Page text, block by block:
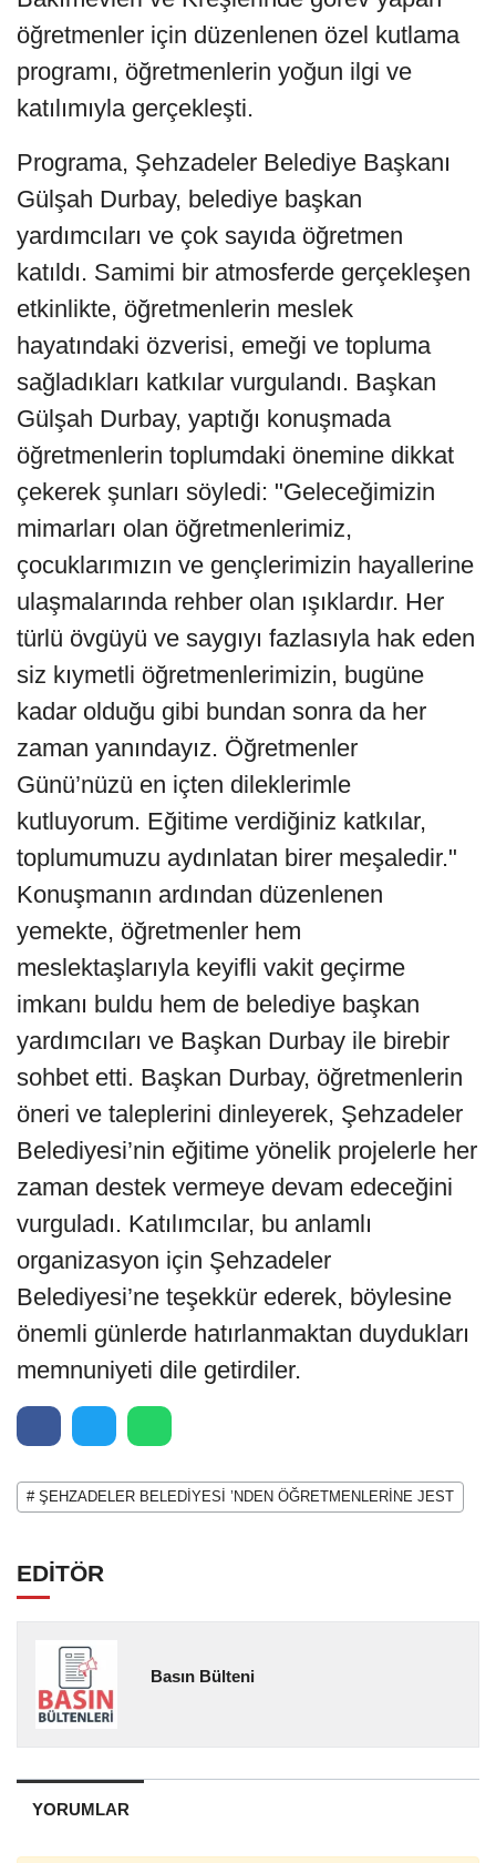
öğretmenler için düzenlenen özel kutlama
programı, öğretmenlerin yoğun ilgi ve
katılımıyla gerçekleşti.
Programa, Şehzadeler Belediye Başkanı
Gülşah Durbay, belediye başkan
yardımcıları ve çok sayıda öğretmen
katıldı. Samimi bir atmosferde gerçekleşen
etkinlikte, öğretmenlerin meslek
hayatındaki özverisi, emeği ve topluma
sağladıkları katkılar vurgulandı. Başkan
Gülşah Durbay, yaptığı konuşmada
öğretmenlerin toplumdaki önemine dikkat
çekerek şunları söyledi: "Geleceğimizin
mimarları olan öğretmenlerimiz,
çocuklarımızın ve gençlerimizin hayallerine
ulaşmalarında rehber olan ışıklardır. Her
türlü övgüyü ve saygıyı fazlasıyla hak eden
siz kıymetli öğretmenlerimizin, bugüne
kadar olduğu gibi bundan sonra da her
zaman yanındayız. Öğretmenler
Günü’nüzü en içten dileklerimle
kutluyorum. Eğitime verdiğiniz katkılar,
toplumumuzu aydınlatan birer meşaledir."
Konuşmanın ardından düzenlenen
yemekte, öğretmenler hem
meslektaşlarıyla keyifli vakit geçirme
imkanı buldu hem de belediye başkan
yardımcıları ve Başkan Durbay ile birebir
sohbet etti. Başkan Durbay, öğretmenlerin
öneri ve taleplerini dinleyerek, Şehzadeler
Belediyesi’nin eğitime yönelik projelerle her
zaman destek vermeye devam edeceğini
vurguladı. Katılımcılar, bu anlamlı
organizasyon için Şehzadeler
Belediyesi’ne teşekkür ederek, böylesine
önemli günlerde hatırlanmaktan duydukları
memnuniyeti dile getirdiler.
# ŞEHZADELER BELEDİYESİ ’NDEN ÖĞRETMENLERİNE JEST
EDİTÖR
Basın Bülteni
YORUMLAR